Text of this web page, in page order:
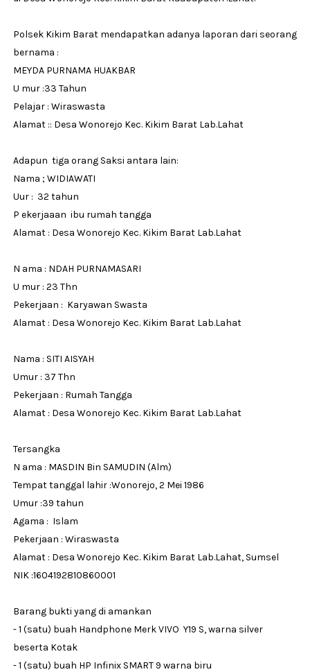
Polsek Kikim Barat mendapatkan adanya laporan dari seorang
bernama :
MEYDA PURNAMA HUAKBAR
U mur :33 Tahun
Pelajar : Wiraswasta
Alamat :: Desa Wonorejo Kec. Kikim Barat Lab.Lahat
Adapun tiga orang Saksi antara lain:
Nama ; WIDIAWATI
Uur : 32 tahun
P ekerjaaan ibu rumah tangga
Alamat : Desa Wonorejo Kec. Kikim Barat Lab.Lahat
N ama : NDAH PURNAMASARI
U mur : 23 Thn
Pekerjaan : Karyawan Swasta
Alamat : Desa Wonorejo Kec. Kikim Barat Lab.Lahat
Nama : SITI AISYAH
Umur : 37 Thn
Pekerjaan : Rumah Tangga
Alamat : Desa Wonorejo Kec. Kikim Barat Lab.Lahat
Tersangka
N ama : MASDIN Bin SAMUDIN (Alm)
Tempat tanggal lahir :Wonorejo, 2 Mei 1986
Umur :39 tahun
Agama : Islam
Pekerjaan : Wiraswasta
Alamat : Desa Wonorejo Kec. Kikim Barat Lab.Lahat, Sumsel
NIK :1604192810860001
Barang bukti yang di amankan
- 1 (satu) buah Handphone Merk VIVO Y19 S, warna silver
beserta Kotak
- 1 (satu) buah HP Infinix SMART 9 warna biru